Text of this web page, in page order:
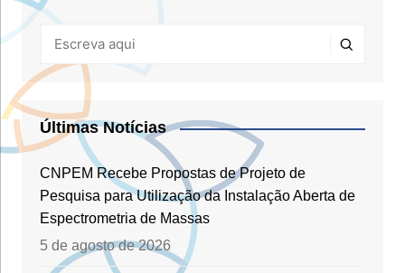
Últimas Notícias
CNPEM Recebe Propostas de Projeto de
Pesquisa para Utilização da Instalação Aberta de
Espectrometria de Massas
5 de agosto de 2026